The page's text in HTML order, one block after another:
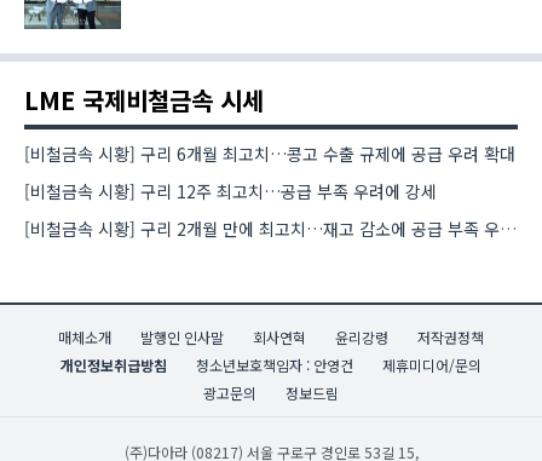
LME 국제비철금속 시세
[비철금속 시황] 구리 6개월 최고치…콩고 수출 규제에 공급 우려 확대
[비철금속 시황] 구리 12주 최고치…공급 부족 우려에 강세
[비철금속 시황] 구리 2개월 만에 최고치…재고 감소에 공급 부족 우려 확대
매체소개 발행인 인사말 회사연혁 윤리강령
저작권정책
개인정보취급방침
청소년보호책임자 : 안영건
제휴미디어/문의
광고문의
정보드림
(주)다아라 (08217) 서울 구로구 경인로 53길 15,